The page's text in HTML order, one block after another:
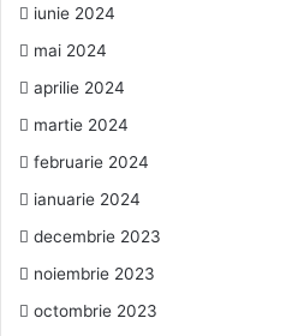
iunie 2024
mai 2024
aprilie 2024
martie 2024
februarie 2024
ianuarie 2024
decembrie 2023
noiembrie 2023
octombrie 2023